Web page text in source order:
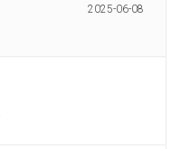
2025-06-08